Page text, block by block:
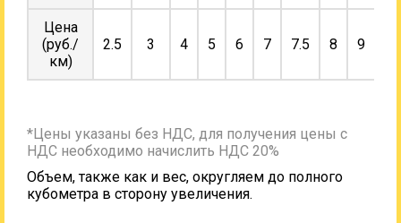
Цена
(руб./
км)
2.5 3 4 5 6 7 7.5 8 9
*Цены указаны без НДС, для получения цены с
НДС необходимо начислить НДС 20%
Объем, также как и вес, округляем до полного
кубометра в сторону увеличения.